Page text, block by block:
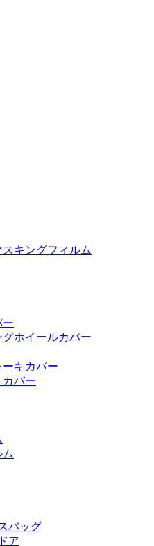
キングフィルム
ー
ホイールカバー
キカバー
バー
バッグ
ア